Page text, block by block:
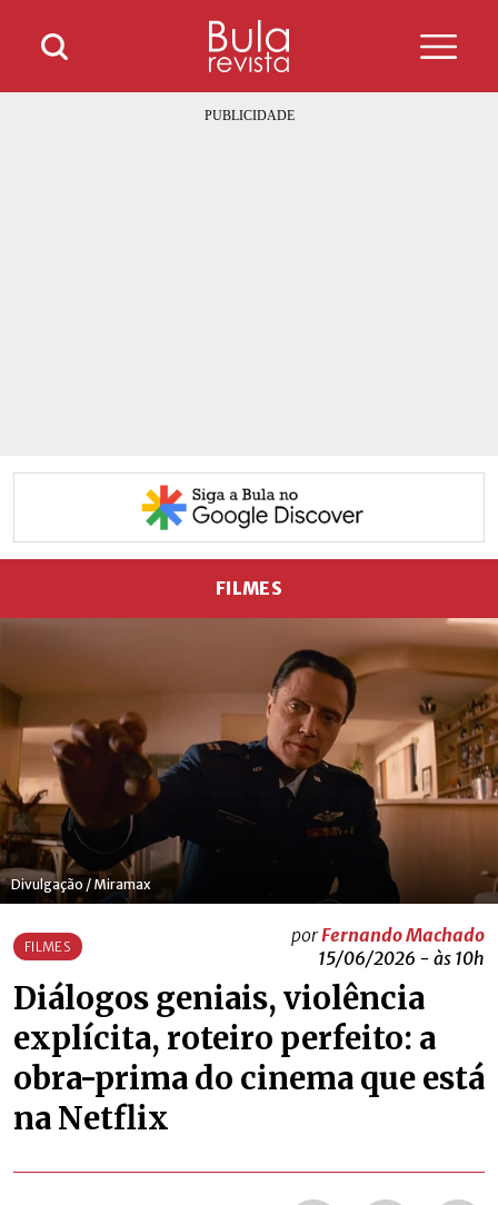
FILMES
Divulgação / Miramax
FILMES
porFernando Machado
15/06/2026 - às 10h
Diálogos geniais, violência
explícita, roteiro perfeito: a
obra-prima do cinema que está
na Netflix